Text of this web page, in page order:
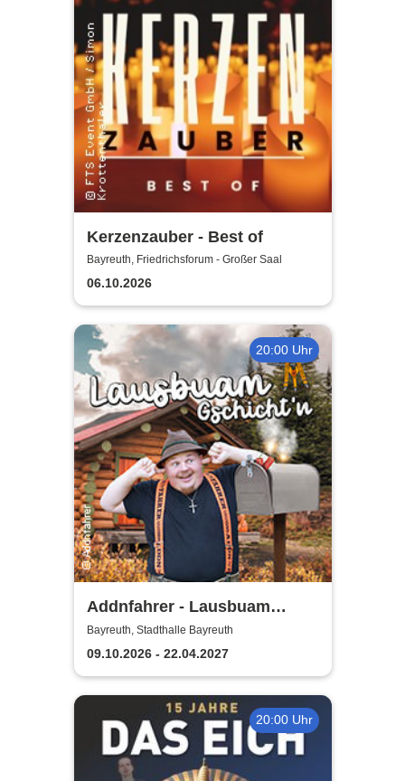
Kerzenzauber - Best of
Bayreuth, Friedrichsforum - Großer Saal
06.10.2026
20:00 Uhr
Addnfahrer - Lausbuam
Gschicht'n
Bayreuth, Stadthalle Bayreuth
09.10.2026 - 22.04.2027
20:00 Uhr